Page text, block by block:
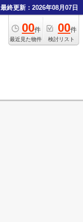
最終更新：2026年08月07日
00件
最近見た物件
00件
検討リスト